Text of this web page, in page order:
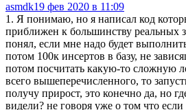
asmdk19 фев 2020 в 11:09
1. Я понимаю, но я написал код
приближен к большинству реальных
понял, если мне надо будет
потом 100к инсертов в базу, не
потом посчитать какую-то сложную
всего вышеперечисленного, то
получу прирост, это конечно да, но
видели? не говоря уже о том что если